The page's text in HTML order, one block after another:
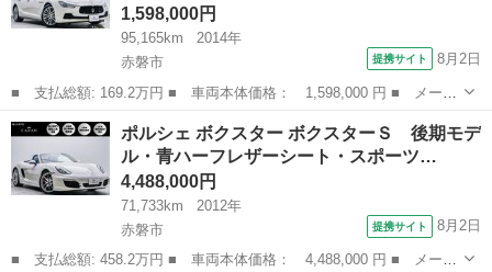
1,598,000円
95,165km
2014年
赤磐市
提携サイト 8月2日
■ 支払総額: 169.2万円 ■ 車両本体価格： 1,598,000 円 ■ メーカ
ー名： マセラティ ■ 車種名： ギブリ ■ グレード名： Ｓ ワ
ンオーナー車・サンルーフ・黒本革シート・純正ナビ・バックカメ
ラ・フルセ...
岡山 赤磐市
ポルシェ ボクスター ボクスターＳ 後期モデ
ル・青ハーフレザーシート・スポーツ…
4,488,000円
71,733km
2012年
赤磐市
提携サイト 8月2日
■ 支払総額: 458.2万円 ■ 車両本体価格： 4,488,000 円 ■ メーカ